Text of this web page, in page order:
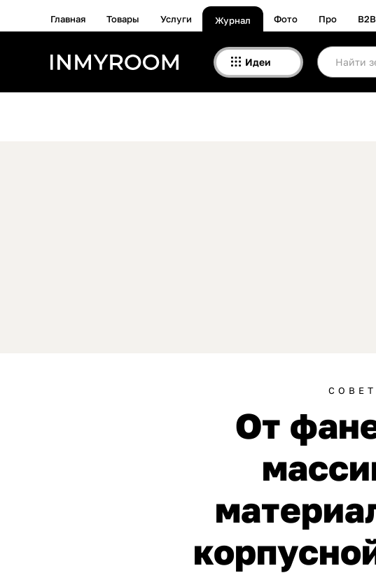
Главная Товары Услуги Журнал Фото Про B2B
Идеи
От